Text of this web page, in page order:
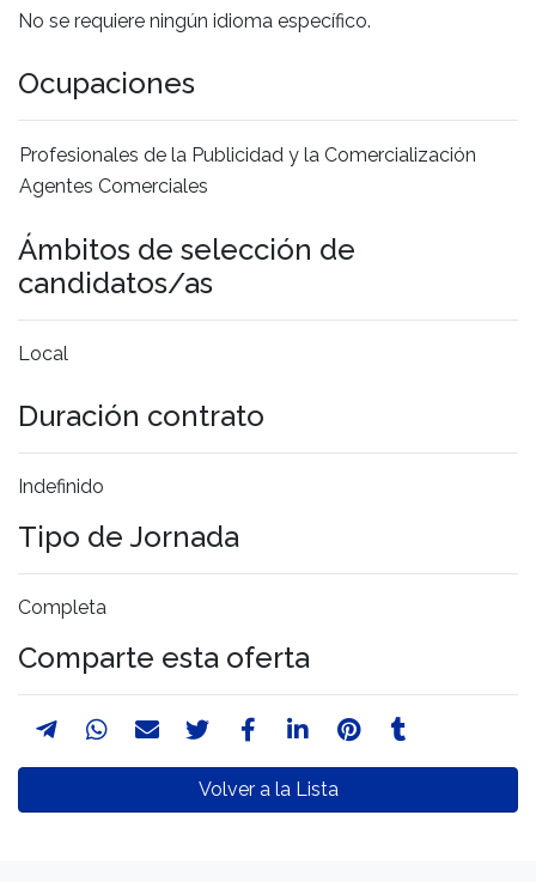
No se requiere ningún idioma específico.
Ocupaciones
Profesionales de la Publicidad y la Comercialización
Agentes Comerciales
Ámbitos de selección de
candidatos/as
Local
Duración contrato
Indefinido
Tipo de Jornada
Completa
Comparte esta oferta
Volver a la Lista